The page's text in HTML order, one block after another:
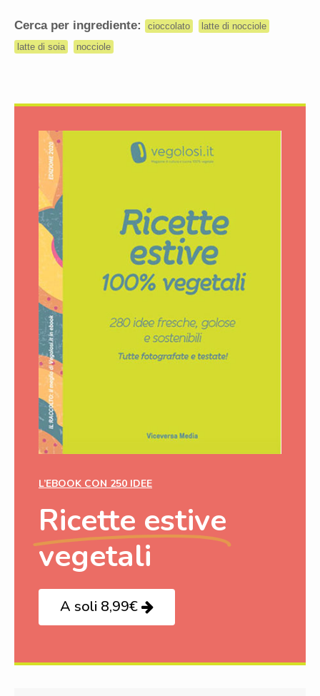
Cerca per ingrediente: cioccolato
latte di nocciole
latte di soia
nocciole
L’EBOOK CON 250 IDEE
Ricette estive
vegetali
A soli 8,99€